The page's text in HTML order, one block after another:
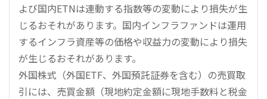
よび国内ETNは連動する指数等の変動により損失が生
じるおそれがあります。国内インフラファンドは運用
するインフラ資産等の価格や収益力の変動により損失
が生じるおそれがあります。
外国株式（外国ETF、外国預託証券を含む）の売買取
引には、売買金額（現地約定金額に現地手数料と税金